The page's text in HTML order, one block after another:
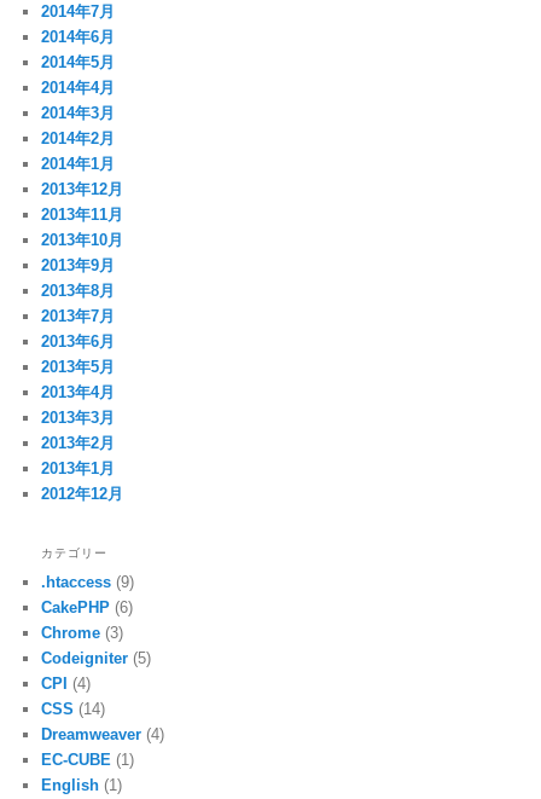
2014年7月
2014年6月
2014年5月
2014年4月
2014年3月
2014年2月
2014年1月
2013年12月
2013年11月
2013年10月
2013年9月
2013年8月
2013年7月
2013年6月
2013年5月
2013年4月
2013年3月
2013年2月
2013年1月
2012年12月
カテゴリー
.htaccess (9)
CakePHP (6)
Chrome (3)
Codeigniter (5)
CPI (4)
CSS (14)
Dreamweaver (4)
EC-CUBE (1)
English (1)